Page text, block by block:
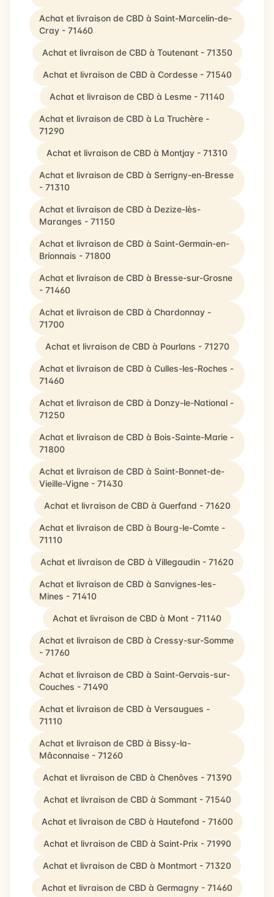
Achat et livraison de CBD à Saint-Marcelin-de-
Cray - 71460
Achat et livraison de CBD à Toutenant - 71350
Achat et livraison de CBD à Cordesse - 71540
Achat et livraison de CBD à Lesme - 71140
Achat et livraison de CBD à La Truchère -
71290
Achat et livraison de CBD à Montjay - 71310
Achat et livraison de CBD à Serrigny-en-Bresse
- 71310
Achat et livraison de CBD à Dezize-lès-
Maranges - 71150
Achat et livraison de CBD à Saint-Germain-en-
Brionnais - 71800
Achat et livraison de CBD à Bresse-sur-Grosne
- 71460
Achat et livraison de CBD à Chardonnay -
71700
Achat et livraison de CBD à Pourlans - 71270
Achat et livraison de CBD à Culles-les-Roches -
71460
Achat et livraison de CBD à Donzy-le-National -
71250
Achat et livraison de CBD à Bois-Sainte-Marie -
71800
Achat et livraison de CBD à Saint-Bonnet-de-
Vieille-Vigne - 71430
Achat et livraison de CBD à Guerfand - 71620
Achat et livraison de CBD à Bourg-le-Comte -
71110
Achat et livraison de CBD à Villegaudin - 71620
Achat et livraison de CBD à Sanvignes-les-
Mines - 71410
Achat et livraison de CBD à Mont - 71140
Achat et livraison de CBD à Cressy-sur-Somme
- 71760
Achat et livraison de CBD à Saint-Gervais-sur-
Couches - 71490
Achat et livraison de CBD à Versaugues -
71110
Achat et livraison de CBD à Bissy-la-
Mâconnaise - 71260
Achat et livraison de CBD à Chenôves - 71390
Achat et livraison de CBD à Sommant - 71540
Achat et livraison de CBD à Hautefond - 71600
Achat et livraison de CBD à Saint-Prix - 71990
Achat et livraison de CBD à Montmort - 71320
Achat et livraison de CBD à Germagny - 71460